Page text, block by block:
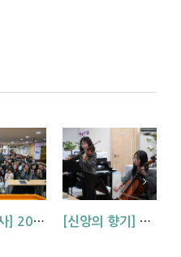
[교회 행사] 2026년 안양교회 봄 영은회 [신앙의 향기] 악기 찬양팀 찬양 발표 – 내 진정 사모하는